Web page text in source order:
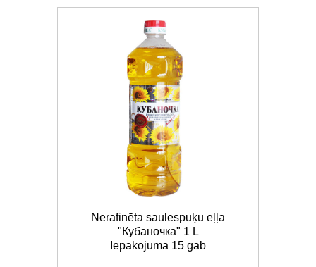
Nerafinēta saulespuķu eļļa
"Кубаночка" 1 L
Iepakojumā 15 gab